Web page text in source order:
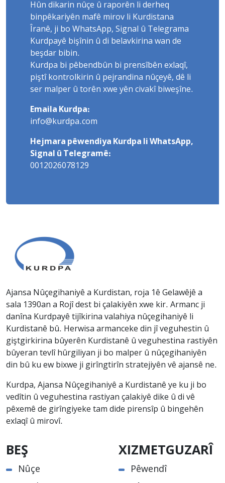
Hûn dikarin nûçe û raporên li derheq
binpêkariyên mafê mirov li Kurdistana
Îranê, ji bo WhatsApp, Signal û Telegrama
Kurdpayê bişînin û di belavkirina wan de
beşdar bibin.
Kurdpa bi pêbendbûn bi prensîbên exlaqî,
piştî kontrolkirin û pejrandina nûçeyê, dê li
ser malper û torên xwe yên civakî biweşîne.
Emaila Kurdpa:
info@kurdpa.com
Hejmara pêwendiya Kurdpa li WhatsApp,
Signal û Telegramê:
0012026078129
Ajansa Nûçegihaniyê a Kurdistan, roja 1ê Gelawêjê a
sala 1390an a Rojî dest bi çalakiyên xwe kir. Armanc ji
danîna Kurdpayê tijîkirina valahiya nûçegihaniyê li
Kurdistanê bû. Herwisa armanceke din jî veguhestin û
giştgirkirina bûyerên Kurdistanê û veguhestina rastiyên
bûyeran tevlî hûrgiliyan ji bo malper û nûçegihaniyên
din bû ku ew bixwe ji girîngtirîn stratejiyên vê ajansê ne.
Kurdpa, Ajansa Nûçegihaniyê a Kurdistanê ye ku ji bo
vedîtin û veguhestina rastiyan çalakiyê dike û di vê
pêxemê de girîngiyeke tam dide pirensîp û bingehên
exlaqî û mirovî.
BEŞ
Nûçe
XIZMETGUZARÎ
Pêwendî